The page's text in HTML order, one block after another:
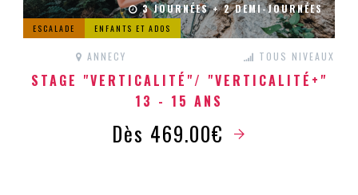
3 JOURNÉES + 2 DEMI-JOURNÉES
ESCALADE ENFANTS ET ADOS
ANNECY TOUS NIVEAUX
STAGE "VERTICALITÉ"/ "VERTICALITÉ+"
13 - 15 ANS
Dès 469.00€